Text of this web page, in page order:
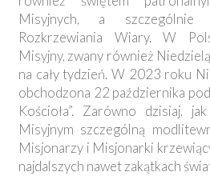
Misyjnych, a szczególnie
Rozkrzewiania Wiary. W
Misyjny, zwany również
na cały tydzień. W 2023 roku
obchodzona 22 października
Kościoła”. Zarówno dzisiaj,
Misyjnym szczególną
Misjonarzy i Misjonarki
najdalszych nawet zakątkach